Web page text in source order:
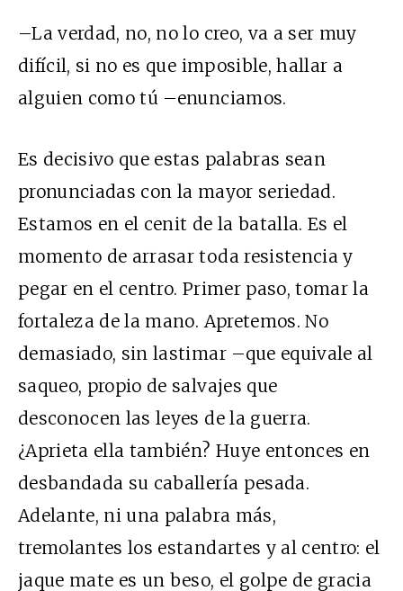
–La verdad, no, no lo creo, va a ser muy
difícil, si no es que imposible, hallar a
alguien como tú –enunciamos.
Es decisivo que estas palabras sean
pronunciadas con la mayor seriedad.
Estamos en el cenit de la batalla. Es el
momento de arrasar toda resistencia y
pegar en el centro. Primer paso, tomar la
fortaleza de la mano. Apretemos. No
demasiado, sin lastimar –que equivale al
saqueo, propio de salvajes que
desconocen las leyes de la guerra.
¿Aprieta ella también? Huye entonces en
desbandada su caballería pesada.
Adelante, ni una palabra más,
tremolantes los estandartes y al centro: el
jaque mate es un beso, el golpe de gracia